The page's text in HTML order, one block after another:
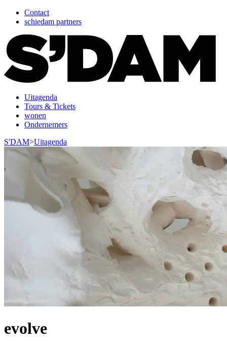
Contact
schiedam partners
Uitagenda
Tours & Tickets
wonen
Ondernemers
S'DAM>Uitagenda
evolve